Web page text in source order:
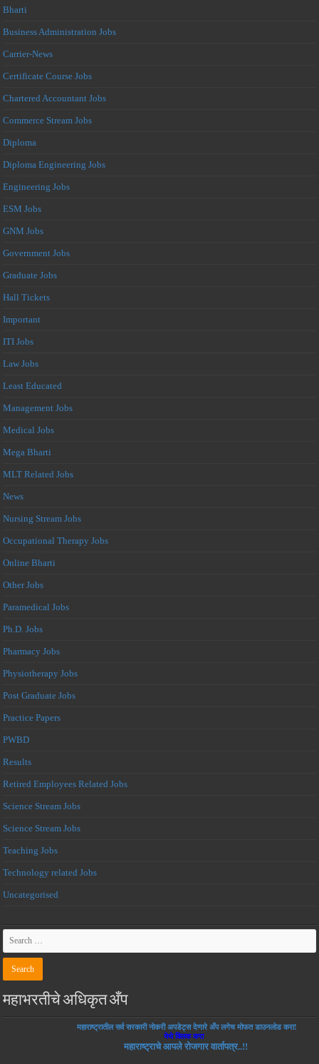
Bharti
Business Administration Jobs
Carrier-News
Certificate Course Jobs
Chartered Accountant Jobs
Commerce Stream Jobs
Diploma
Diploma Engineering Jobs
Engineering Jobs
ESM Jobs
GNM Jobs
Government Jobs
Graduate Jobs
Hall Tickets
Important
ITI Jobs
Law Jobs
Least Educated
Management Jobs
Medical Jobs
Mega Bharti
MLT Related Jobs
News
Nursing Stream Jobs
Occupational Therapy Jobs
Online Bharti
Other Jobs
Paramedical Jobs
Ph.D. Jobs
Pharmacy Jobs
Physiotherapy Jobs
Post Graduate Jobs
Practice Papers
PWBD
Results
Retired Employees Related Jobs
Science Stream Jobs
Science Stream Jobs
Teaching Jobs
Technology related Jobs
Uncategorised
महाभरतीचे अधिकृत अँप
महाराष्ट्रातील सर्व सरकारी नोकरी अपडेट्स देणारे अँप लगेच मोफत डाउनलोड करा!
येथे क्लिक करा
महाराष्ट्राचे आपले रोजगार वार्तापत्र..!!